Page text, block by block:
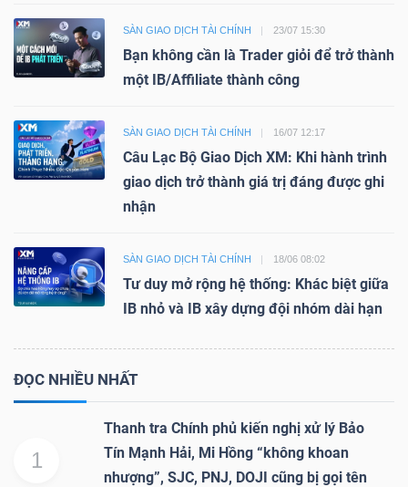
SÀN GIAO DỊCH TÀI CHÍNH 23/07 15:30
Bạn không cần là Trader giỏi để trở thành
một IB/Affiliate thành công
SÀN GIAO DỊCH TÀI CHÍNH 16/07 12:17
Câu Lạc Bộ Giao Dịch XM: Khi hành trình
giao dịch trở thành giá trị đáng được ghi
nhận
SÀN GIAO DỊCH TÀI CHÍNH 18/06 08:02
Tư duy mở rộng hệ thống: Khác biệt giữa
IB nhỏ và IB xây dựng đội nhóm dài hạn
ĐỌC NHIỀU NHẤT
1
Thanh tra Chính phủ kiến nghị xử lý Bảo
Tín Mạnh Hải, Mi Hồng “không khoan
nhượng”, SJC, PNJ, DOJI cũng bị gọi tên